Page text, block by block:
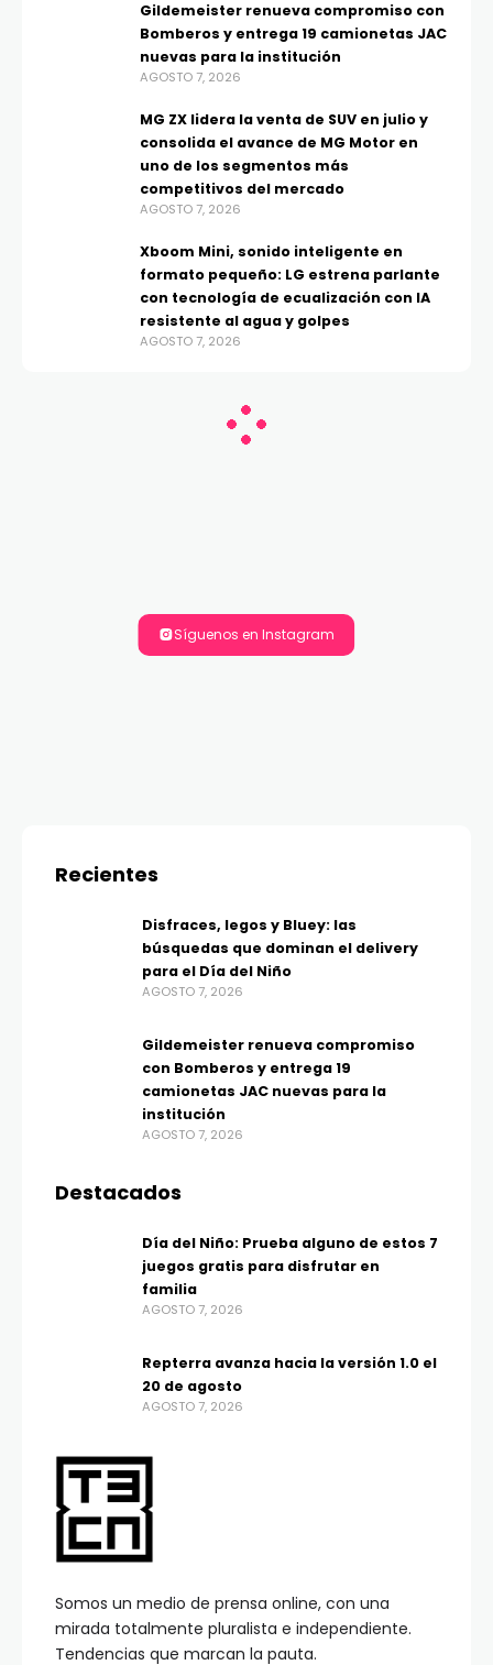
Gildemeister renueva compromiso con
Bomberos y entrega 19 camionetas JAC
nuevas para la institución
AGOSTO 7, 2026
MG ZX lidera la venta de SUV en julio y
consolida el avance de MG Motor en
uno de los segmentos más
competitivos del mercado
AGOSTO 7, 2026
Xboom Mini, sonido inteligente en
formato pequeño: LG estrena parlante
con tecnología de ecualización con IA
resistente al agua y golpes
AGOSTO 7, 2026
Síguenos en Instagram
Somos un medio de prensa online, con una
mirada totalmente pluralista e independiente.
Tendencias que marcan la pauta.
Recientes
Disfraces, legos y Bluey: las
búsquedas que dominan el delivery
para el Día del Niño
AGOSTO 7, 2026
Gildemeister renueva compromiso
con Bomberos y entrega 19
camionetas JAC nuevas para la
institución
AGOSTO 7, 2026
Destacados
Día del Niño: Prueba alguno de estos 7
juegos gratis para disfrutar en
familia
AGOSTO 7, 2026
Repterra avanza hacia la versión 1.0 el
20 de agosto
AGOSTO 7, 2026